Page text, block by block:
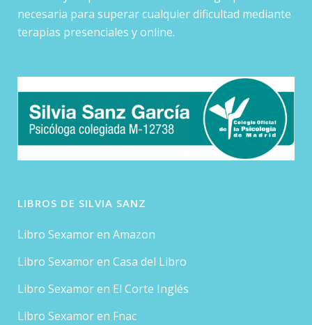
necesaria para superar cualquier dificultad mediante
terapias presenciales y online.
LIBROS DE SILVIA SANZ
Libro Sexamor en Amazon
Libro Sexamor en Casa del Libro
Libro Sexamor en El Corte Inglés
Libro Sexamor en Fnac